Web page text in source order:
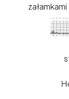
załamkami